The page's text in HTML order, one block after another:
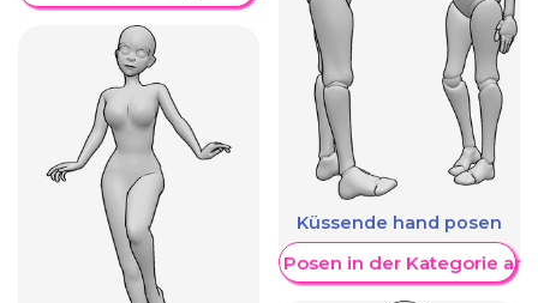
Küssende hand posen
Weitere Posen in der Kategorie